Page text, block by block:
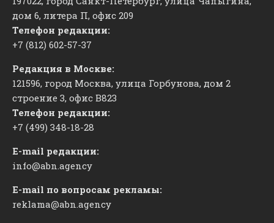
дом 6, литера П, офис 209
Телефон редакции:
+7 (812) 602-57-37
Редакция в Москве:
121596, город Москва, улица Горбунова, дом 2
строение 3, офис ​В823
Телефон редакции:
+7 (499) 348-18-28
E-mail редакции:
info@abn.agency
E-mail по вопросам рекламы:
reklama@abn.agency